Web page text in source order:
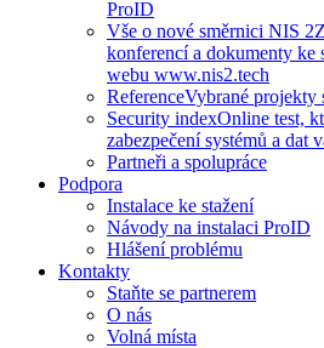
ProID
Vše o nové směrnici NIS 2
konferencí a dokumenty ke
webu www.nis2.tech
ReferenceVybrané projekty
Security indexOnline test,
zabezpečení systémů a dat
Partneři a spolupráce
Podpora
Instalace ke stažení
Návody na instalaci ProID
Hlášení problému
Kontakty
Staňte se partnerem
O nás
Volná místa